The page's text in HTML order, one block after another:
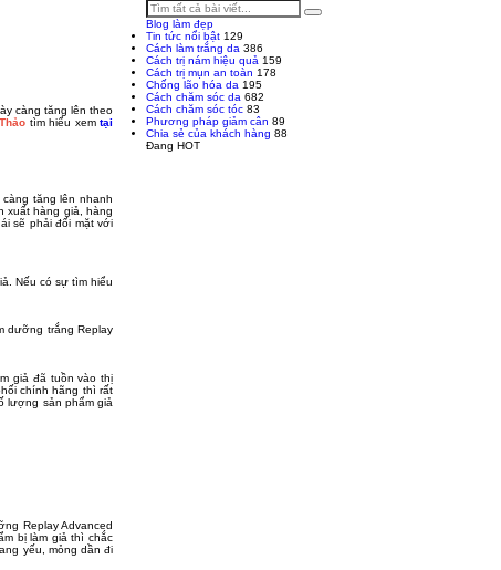
càng tăng lên theo
tìm hiểu xemtại
tăng lên nhanh
xuất hàng giả, hàng
sẽ phải đối mặt với
Nếu có sự tìm hiểu
dưỡng trắng Replay
giả đã tuồn vào thị
chính hãng thì rất
lượng sản phẩm giả
Replay Advanced
bị làm giả thì chắc
yếu, mỏng dần đi
Blog làm đẹp
Tin tức nổi bật 129
Cách làm trắng da 386
Cách trị nám hiệu quả 159
Cách trị mụn an toàn 178
Chống lão hóa da 195
Cách chăm sóc da 682
Cách chăm sóc tóc 83
Phương pháp giảm cân 89
Chia sẻ của khách hàng 88
Đang HOT